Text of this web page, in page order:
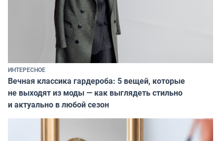
ИНТЕРЕСНОЕ
Вечная классика гардероба: 5 вещей, которые
не выходят из моды — как выглядеть стильно
и актуально в любой сезон